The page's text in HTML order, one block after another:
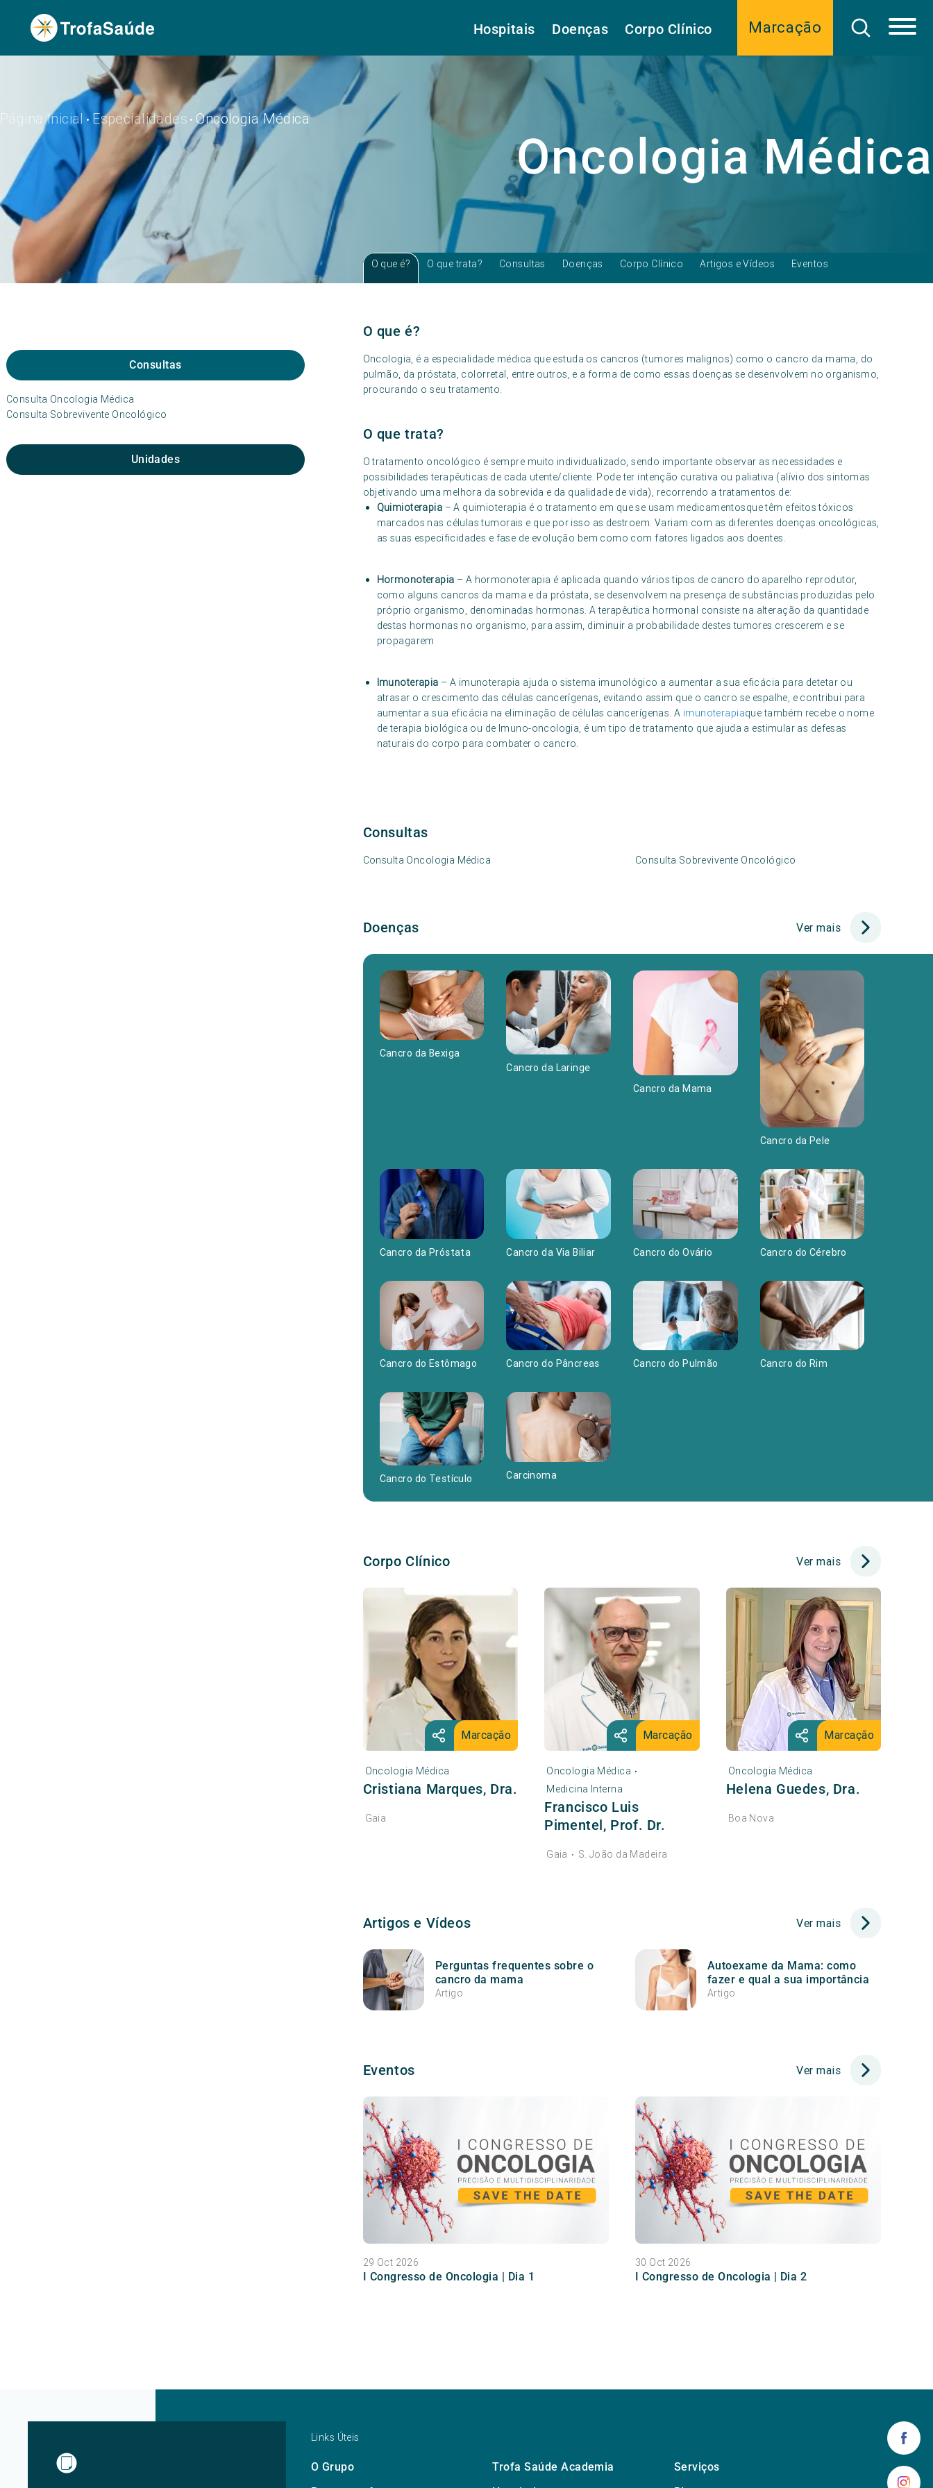
Marcação
Hospitais Doenças Corpo Clínico
Página Inicial • Especialidades • Oncologia Médica
Oncologia Médica
Consultas
Consulta Oncologia Médica
Consulta Sobrevivente Oncológico
Unidades
O que é? O que trata? Consultas Doenças Corpo Clínico Artigos e Vídeos Eventos
O que é?
Oncologia, é a especialidade médica que estuda os cancros (tumores malignos) como o cancro da mama, do
pulmão, da próstata, colorretal, entre outros, e a forma de como essas doenças se desenvolvem no organismo,
procurando o seu tratamento.
O que trata?
O tratamento oncológico é sempre muito individualizado, sendo importante observar as necessidades e
possibilidades terapêuticas de cada utente/cliente. Pode ter intenção curativa ou paliativa (alívio dos sintomas
objetivando uma melhora da sobrevida e da qualidade de vida), recorrendo a tratamentos de:
Quimioterapia – A quimioterapia é o tratamento em que se usam medicamentosque têm efeitos tóxicos
marcados nas células tumorais e que por isso as destroem. Variam com as diferentes doenças oncológicas,
as suas especificidades e fase de evolução bem como com fatores ligados aos doentes.
Hormonoterapia – A hormonoterapia é aplicada quando vários tipos de cancro do aparelho reprodutor,
como alguns cancros da mama e da próstata, se desenvolvem na presença de substâncias produzidas pelo
próprio organismo, denominadas hormonas. A terapêutica hormonal consiste na alteração da quantidade
destas hormonas no organismo, para assim, diminuir a probabilidade destes tumores crescerem e se
propagarem
Imunoterapia – A imunoterapia ajuda o sistema imunológico a aumentar a sua eficácia para detetar ou
atrasar o crescimento das células cancerígenas, evitando assim que o cancro se espalhe, e contribui para
aumentar a sua eficácia na eliminação de células cancerígenas. A imunoterapiaque também recebe o nome
de terapia biológica ou de Imuno-oncologia, é um tipo de tratamento que ajuda a estimular as defesas
naturais do corpo para combater o cancro.
Consultas
Consulta Oncologia Médica Consulta Sobrevivente Oncológico
Doenças Ver mais
Cancro da Bexiga
Cancro da Laringe
Cancro da Mama
Cancro da Pele
Cancro da Próstata Cancro da Via Biliar Cancro do Ovário Cancro do Cérebro
Cancro do Estômago Cancro do Pâncreas Cancro do Pulmão Cancro do Rim
Cancro do Testículo Carcinoma
Corpo Clínico Ver mais
Marcação
Oncologia Médica
Cristiana Marques, Dra.
Gaia
Marcação
Oncologia Médica •
Medicina Interna
Francisco Luis
Pimentel, Prof. Dr.
Gaia • S. João da Madeira
Marcação
Oncologia Médica
Helena Guedes, Dra.
Boa Nova
Artigos e Vídeos Ver mais
Perguntas frequentes sobre o
cancro da mama
Artigo
Autoexame da Mama: como
fazer e qual a sua importância
Artigo
Eventos Ver mais
29 Oct 2026
I Congresso de Oncologia | Dia 1
30 Oct 2026
I Congresso de Oncologia | Dia 2
Links Úteis
O Grupo Trofa Saúde Academia
Serviços